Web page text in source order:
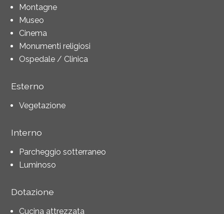
Montagne
Museo
Cinema
Monumenti religiosi
Ospedale / Clinica
Esterno
Vegetazione
Interno
Parcheggio sotterraneo
Luminoso
Dotazione
Cucina attrezzata